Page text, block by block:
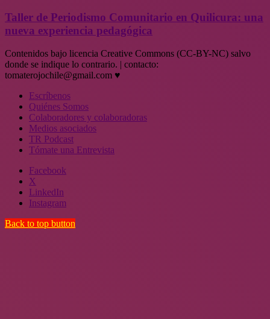
Taller de Periodismo Comunitario en Quilicura: una
nueva experiencia pedagógica
Contenidos bajo licencia Creative Commons (CC-BY-NC) salvo
donde se indique lo contrario. | contacto:
tomaterojochile@gmail.com ♥
Escríbenos
Quiénes Somos
Colaboradores y colaboradoras
Medios asociados
TR Podcast
Tómate una Entrevista
Facebook
X
LinkedIn
Instagram
Back to top button